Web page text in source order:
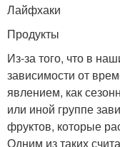
Лайфхаки
Продукты
Из-за того, что в
зависимости от
явлением, как
или иной группе
фруктов, которые
Одним из таких